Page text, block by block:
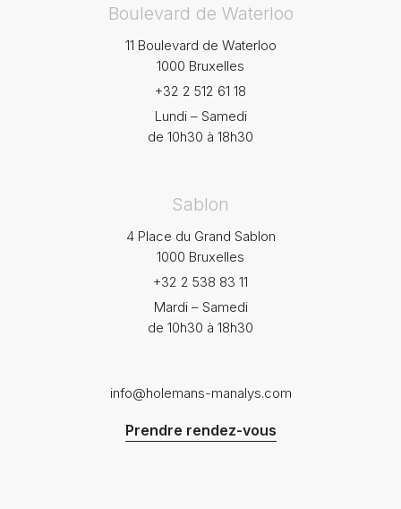
Boulevard de Waterloo
11 Boulevard de Waterloo
1000 Bruxelles
+32 2 512 61 18
Lundi – Samedi
de 10h30 à 18h30
Sablon
4 Place du Grand Sablon
1000 Bruxelles
+32 2 538 83 11
Mardi – Samedi
de 10h30 à 18h30
info@holemans-manalys.com
Prendre rendez-vous